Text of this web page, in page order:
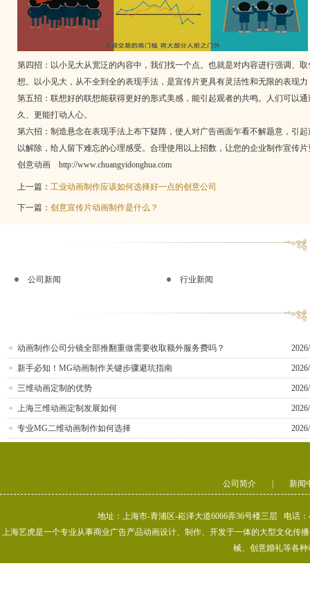
第四招：以小见大从宽泛的内容中，我们找一个点。也就是对内容进行强调、
想。以小见大，从不全到全的表现手法，是宣传片更具有灵活性和无限的表现
第五招：联想好的联想能获得更好的形式美感，能引起观者的共鸣。人们可以
久、更能打动人心。
第六招：制造悬念在表现手法上布下疑阵，使人对广告画面乍看不解题意，引
以解除，给人留下难忘的心理感受。合理使用以上招数，让您的企业制作宣传
创意动画http://www.chuangyidonghua.com
上一篇：工业动画制作应该如何选择好一点的创意公司
下一篇：创意宣传片动画制作是什么？
公司新闻 行业新闻
动画制作公司分镜全部推翻重做需要收取额外服务费吗？
新手必知！MG动画制作关键步骤避坑指南
三维动画定制的优势
上海三维动画定制发展如何
专业MG二维动画制作如何选择
公司简介 新闻
地址：上海市-青浦区-崧泽大道6066弄36号楼三层 电话
上海艺虎是一个专业从事商业广告产品动画设计、制作、开发于一体的大型文化传
械、创意婚礼等各